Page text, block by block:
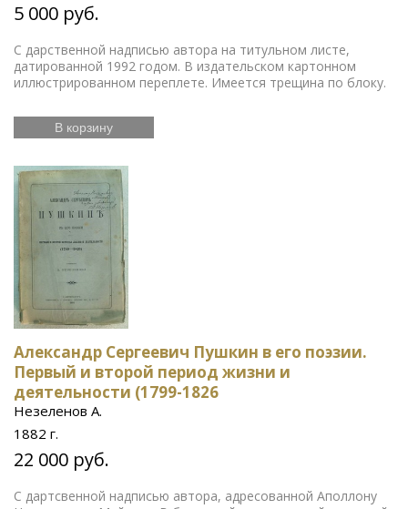
5 000 руб.
С дарственной надписью автора на титульном листе,
датированной 1992 годом. В издательском картонном
иллюстрированном переплете. Имеется трещина по блоку.
В корзину
Александр Сергеевич Пушкин в его поэзии.
Первый и второй период жизни и
деятельности (1799-1826
Незеленов А.
1882 г.
22 000 руб.
С дартсвенной надписью автора, адресованной Аполлону